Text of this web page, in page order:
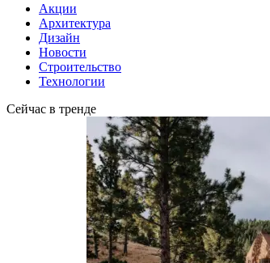
Акции
Архитектура
Дизайн
Новости
Строительство
Технологии
Сейчас в тренде